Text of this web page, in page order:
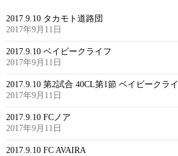
2017.9.10 タカモト道路団
2017年9月11日
2017.9.10 ベイビークライフ
2017年9月11日
2017.9.10 第2試合 40CL第1節 ベイビークラ
2017年9月11日
2017.9.10 FCノア
2017年9月11日
2017.9.10 FC AVAIRA